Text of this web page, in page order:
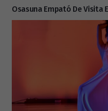
Osasuna Empató De Visita